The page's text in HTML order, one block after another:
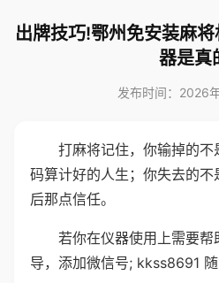
出牌技巧!鄂州免安装麻
器是真
发布时间：2026
打麻将记住，你输掉的
码算计好的人生；你失去的
后那点信任。
若你在仪器使用上需要
导，添加微信号; kkss8691 随